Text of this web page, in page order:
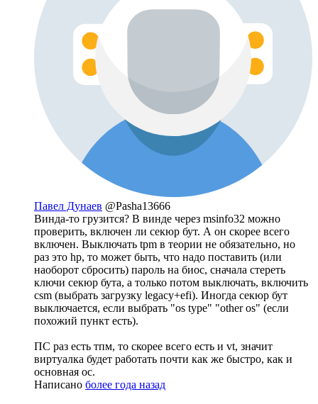
Павел Дунаев @Pasha13666
Винда-то грузится? В винде через msinfo32 можно
проверить, включен ли секюр бут. А он скорее всего
включен. Выключать tpm в теории не обязательно, но
раз это hp, то может быть, что надо поставить (или
наоборот сбросить) пароль на биос, сначала стереть
ключи секюр бута, а только потом выключать, включить
csm (выбрать загрузку legacy+efi). Иногда секюр бут
выключается, если выбрать "os type" "other os" (если
похожий пункт есть).
ПС раз есть тпм, то скорее всего есть и vt, значит
виртуалка будет работать почти как же быстро, как и
основная ос.
Написано более года назад